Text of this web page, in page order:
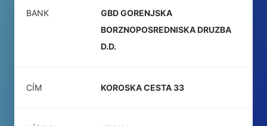
BANK
GBD GORENJSKA
BORZNOPOSREDNISKA DRUZBA
D.D.
CÍM KOROSKA CESTA 33